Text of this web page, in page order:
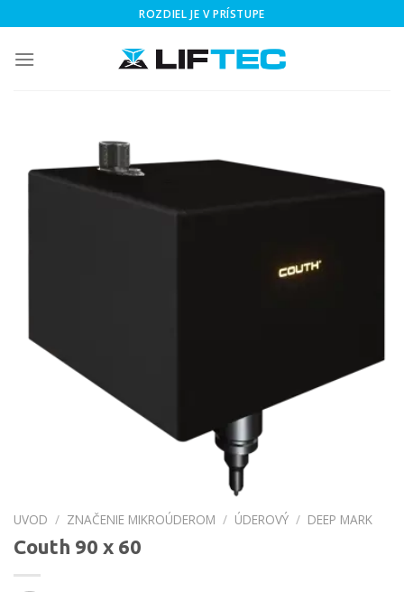
to
content
ROZDIEL JE V PRÍSTUPE
UVOD / ZNAČENIE MIKROÚDEROM / ÚDEROVÝ / DEEP MARK
Couth 90 x 60